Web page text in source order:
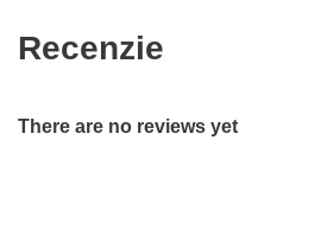
Recenzie
There are no reviews yet